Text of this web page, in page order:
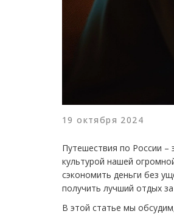
19 октября 2024
Путешествия по России –
культурой нашей
сэкономить деньги без
получить лучший отдых
В этой статье мы